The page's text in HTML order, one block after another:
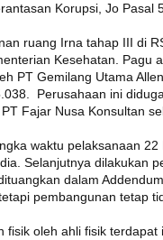
Korupsi, Jo Pasal
ruang Irna tahap III di
Kesehatan. Pagu
PT Gemilang Utama
Perusahaan ini
Fajar Nusa Konsultan
waktu pelaksanaan
Selanjutnya dilakukan
dalam
pembangunan tetap
fisik oleh ahli fisik